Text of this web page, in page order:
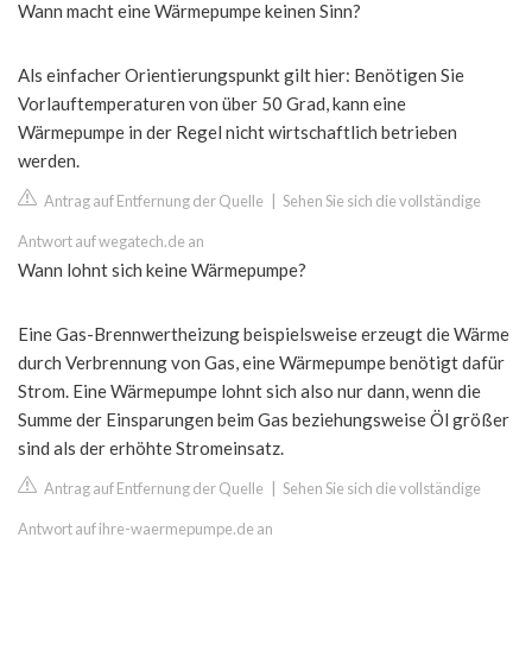
Wann macht eine Wärmepumpe keinen Sinn?
Als einfacher Orientierungspunkt gilt hier: Benötigen Sie
Vorlauftemperaturen von über 50 Grad, kann eine
Wärmepumpe in der Regel nicht wirtschaftlich betrieben
werden.
Antrag auf Entfernung der Quelle Sehen Sie sich die vollständige
Antwort auf wegatech.de an
Wann lohnt sich keine Wärmepumpe?
Eine Gas-Brennwertheizung beispielsweise erzeugt die Wärme
durch Verbrennung von Gas, eine Wärmepumpe benötigt dafür
Strom. Eine Wärmepumpe lohnt sich also nur dann, wenn die
Summe der Einsparungen beim Gas beziehungsweise Öl größer
sind als der erhöhte Stromeinsatz.
Antrag auf Entfernung der Quelle Sehen Sie sich die vollständige
Antwort auf ihre-waermepumpe.de an